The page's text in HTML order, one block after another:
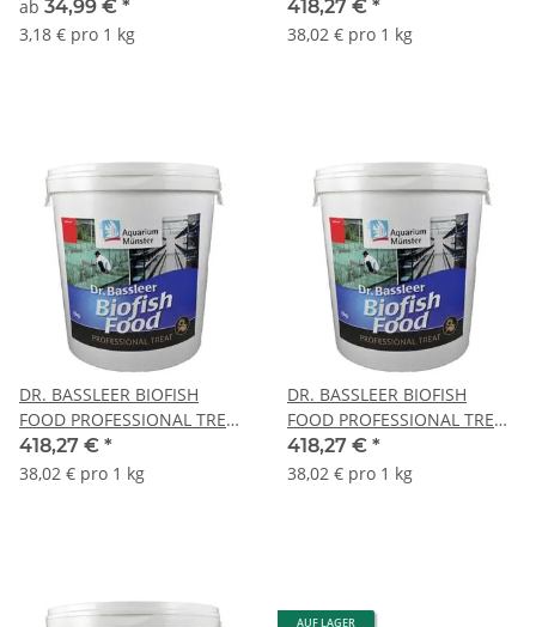
ab 34,99 € *
3,18 € pro 1 kg
L 11 kg
418,27 € *
38,02 € pro 1 kg
DR. BASSLEER BIOFISH
FOOD PROFESSIONAL TREAT
M 11 kg
418,27 € *
38,02 € pro 1 kg
DR. BASSLEER BIOFISH
FOOD PROFESSIONAL TREAT
XL 11 kg
418,27 € *
38,02 € pro 1 kg
AUF LAGER